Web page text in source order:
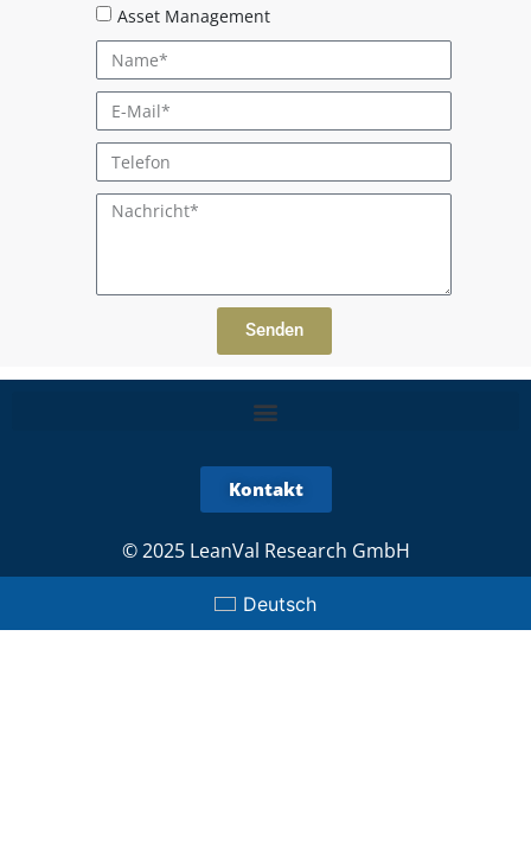
Asset Management
Senden
Kontakt
© 2025 LeanVal Research GmbH
Deutsch